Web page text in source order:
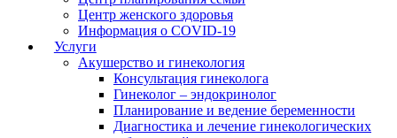
Центр женского здоровья
Информация о COVID-19
Услуги
Акушерство и гинекология
Консультация гинеколога
Гинеколог – эндокринолог
Планирование и ведение беременности
Диагностика и лечение гинекологических